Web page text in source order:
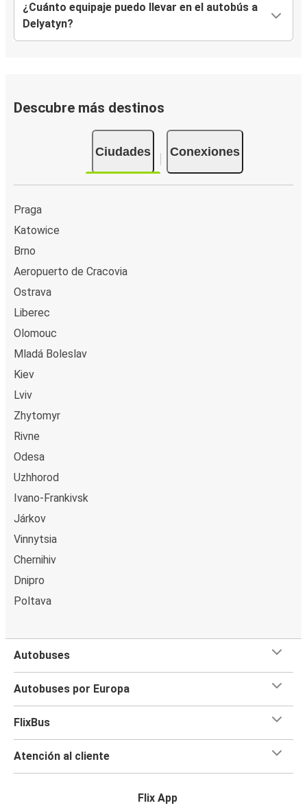
¿Cuánto equipaje puedo llevar en el autobús a
Delyatyn?
Descubre más destinos
Ciudades Conexiones
Praga
Katowice
Brno
Aeropuerto de Cracovia
Ostrava
Liberec
Olomouc
Mladá Boleslav
Kiev
Lviv
Zhytomyr
Rivne
Odesa
Uzhhorod
Ivano-Frankivsk
Járkov
Vinnytsia
Chernihiv
Dnipro
Poltava
Autobuses
Autobuses por Europa
FlixBus
Atención al cliente
Flix App